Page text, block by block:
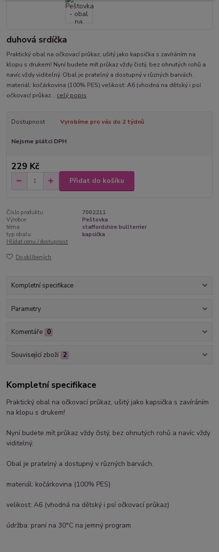
duhová srdíčka
Praktický obal na očkovací průkaz, ušitý jako kapsička s zavíráním na
klopu s drukem! Nyní budete mít průkaz vždy čistý, bez ohnutých rohů a
navíc vždy viditelný. Obal je pratelný a dostupný v různých barvách.
materiál: kočárkovina (100% PES) velikost: A6 (vhodná na dětský i psí
očkovací průkaz... celý popis
Dostupnost Vyrobíme pro vás do 2 týdnů
Nejsme plátci DPH
229 Kč
Přidat do košíku
Číslo produktu:
7002211
Výrobce:
Peštovka
téma:
staffordshire bullterrier
typ obalu:
kapsička
Hlídat cenu / dostupnost
Do oblíbených
Kompletní specifikace
Parametry
Komentáře 0
Související zboží 2
Kompletní specifikace
Praktický obal na očkovací průkaz, ušitý jako kapsička s zavíráním
na klopu s drukem!
Nyní budete mít průkaz vždy čistý, bez ohnutých rohů a navíc vždy
viditelný.
Obal je pratelný a dostupný v různých barvách.
materiál: kočárkovina (100% PES)
velikost: A6 (vhodná na dětský i psí očkovací průkaz)
údržba: praní na 30°C na jemný program